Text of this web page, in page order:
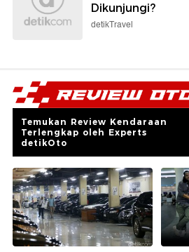
Dikunjungi?
detikTravel
Temukan Review Kendaraan
Terlengkap oleh Experts
detikOto